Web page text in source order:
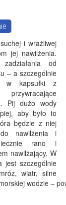
i wrażliwej
jej nawilżenia.
od
– a szczególnie
w kapsułki z
Pij dużo wody
aby było to
będzie z niej
nawilżenia i
rano i
nawilżający. W
jest szczególnie
wiatr, silne
wodzie –